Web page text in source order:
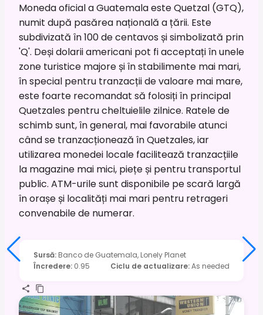
Moneda oficial a Guatemala este Quetzal (GTQ),
numit după pasărea națională a țării. Este
subdivizată în 100 de centavos și simbolizată prin
'Q'. Deși dolarii americani pot fi acceptați în unele
zone turistice majore și în stabilimente mai mari,
în special pentru tranzacții de valoare mai mare,
este foarte recomandat să folosiți în principal
Quetzales pentru cheltuielile zilnice. Ratele de
schimb sunt, în general, mai favorabile atunci
când se tranzacționează în Quetzales, iar
utilizarea monedei locale facilitează tranzacțiile
la magazine mai mici, piețe și pentru transportul
public. ATM-urile sunt disponibile pe scară largă
în orașe și localități mai mari pentru retrageri
convenabile de numerar.
Sursă: Banco de Guatemala, Lonely Planet
Încredere: 0.95 Ciclu de actualizare:As needed